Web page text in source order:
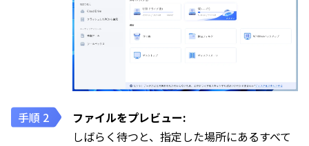
ファイルをプレビュー:
しばらく待つと、指定した場所にあるすべて